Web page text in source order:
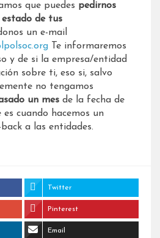
que puedes pedirnos
de tus
un e-mail
Te informaremos
y de si la empresa/entidad
sobre ti, eso si, salvo
no tengamos
un mes de la fecha de
es cuando hacemos un
a las entidades.
Twitter
Pinterest
Email